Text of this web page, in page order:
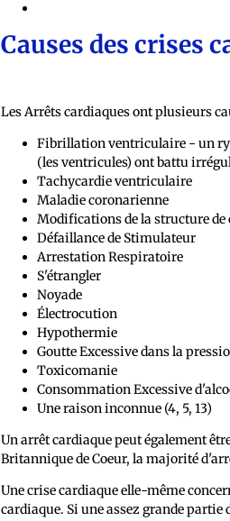
Causes des crises
Les Arrêts cardiaques ont plusieurs
Fibrillation ventriculaire - un
(les ventricules) ont battu
Tachycardie ventriculaire
Maladie coronarienne
Modifications de la structure de
Défaillance de Stimulateur
Arrestation Respiratoire
S'étrangler
Noyade
Électrocution
Hypothermie
Goutte Excessive dans la
Toxicomanie
Consommation Excessive
Une raison inconnue (4, 5, 13)
Un arrêt cardiaque peut également
Britannique de Coeur, la majorité
Une crise cardiaque elle-même
cardiaque. Si une assez grande partie